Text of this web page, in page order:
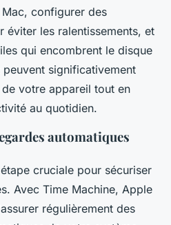
configurer des
éviter les ralentissements, et
qui encombrent le disque
significativement
votre appareil tout en
au quotidien.
automatiques
cruciale pour sécuriser
Avec Time Machine, Apple
régulièrement des